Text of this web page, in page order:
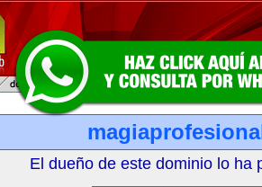
El dueño de este dominio lo ha